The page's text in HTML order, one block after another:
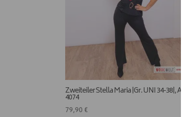
Zweiteiler Stella Maria |Gr. UNI 34-38|, Anr.:
4074
79,90 €